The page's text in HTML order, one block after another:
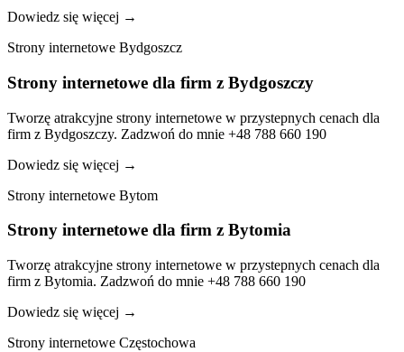
Dowiedz się więcej →
Strony internetowe Bydgoszcz
Strony internetowe dla firm z Bydgoszczy
Tworzę atrakcyjne strony internetowe w przystepnych cenach dla
firm z Bydgoszczy. Zadzwoń do mnie +48 788 660 190
Dowiedz się więcej →
Strony internetowe Bytom
Strony internetowe dla firm z Bytomia
Tworzę atrakcyjne strony internetowe w przystepnych cenach dla
firm z Bytomia. Zadzwoń do mnie +48 788 660 190
Dowiedz się więcej →
Strony internetowe Częstochowa